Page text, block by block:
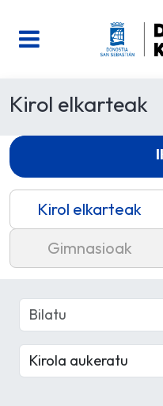
Kirol elkarteak
Kirol elkarteak
Gimnasioak